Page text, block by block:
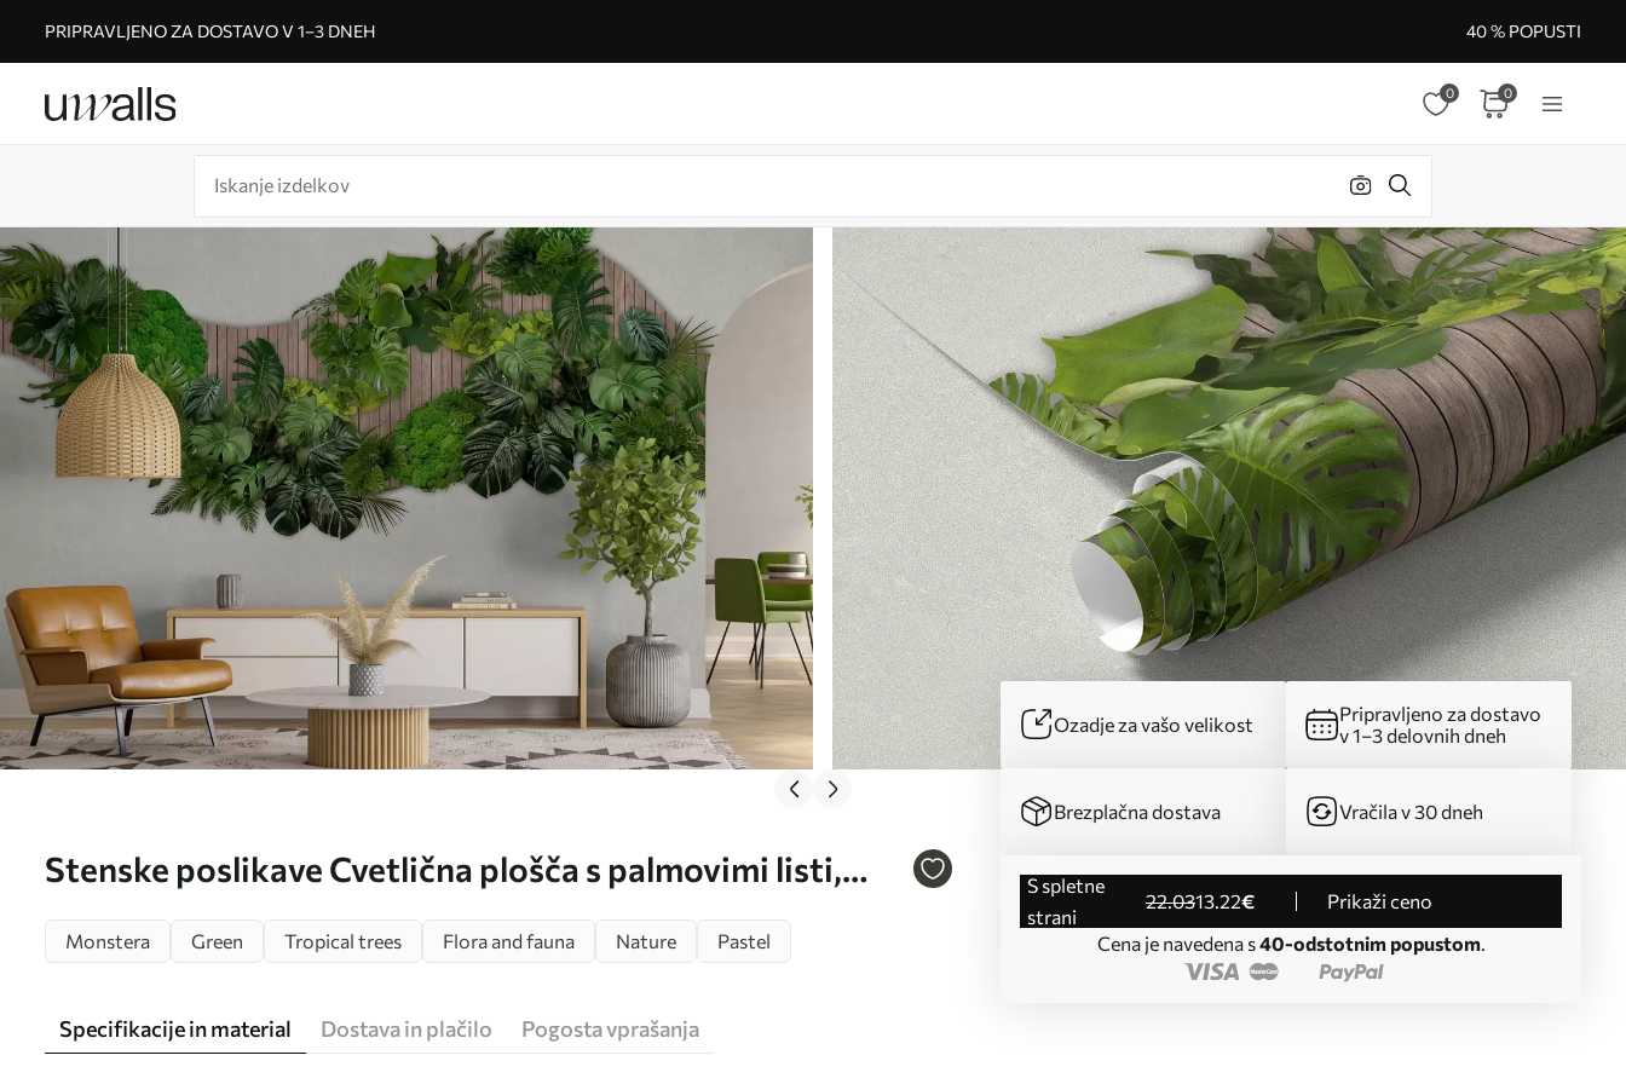
PRIPRAVLJENO ZA DOSTAVO V 1–3 DNEH 40 % POPUSTI
0 0
Stenske poslikave Cvetlična plošča s palmovimi listi,
Ozadje za vašo velikost
Pripravljeno za dostavo
v 1–3 delovnih dneh
Brezplačna dostava Vračila v 30 dneh
s spletne
strani
22.0313.22€
Prikaži ceno
Cena je navedena s40-odstotnim popustom.
Monstera Green Tropical trees Flora and fauna Nature Pastel
Specifikacije in material Dostava in plačilo Pogosta vprašanja